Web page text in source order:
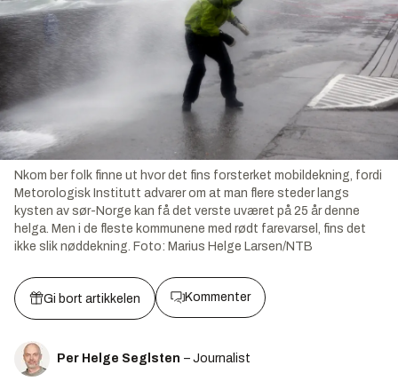
Nkom ber folk finne ut hvor det fins forsterket mobildekning, fordi
Metorologisk Institutt advarer om at man flere steder langs
kysten av sør-Norge kan få det verste uværet på 25 år denne
helga. Men i de fleste kommunene med rødt farevarsel, fins det
ikke slik nøddekning. Foto: Marius Helge Larsen/NTB
Gi bort artikkelen Kommenter
Per Helge Seglsten – Journalist